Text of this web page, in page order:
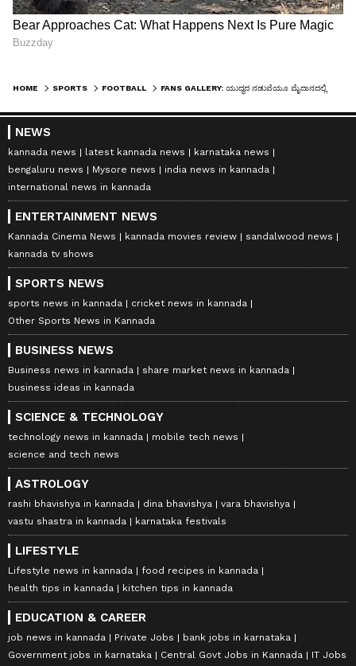
HOME SPORTS FOOTBALL
NEWS
kannada news latest kannada news
karnataka news
bengaluru news
Mysore news
india news in kannada
international news in kannada
ENTERTAINMENT NEWS
Kannada Cinema News kannada movies review
sandalwood news
kannada tv shows
SPORTS NEWS
sports news in kannada
cricket news in kannada
Other Sports News in Kannada
BUSINESS NEWS
Business news in kannada
share market news in kannada
business ideas in kannada
SCIENCE & TECHNOLOGY
technology news in kannada
mobile tech news
science and tech news
ASTROLOGY
rashi bhavishya in kannada dina bhavishya
vara bhavishya
vastu shastra in kannada
karnataka festivals
LIFESTYLE
Lifestyle news in kannada
food recipes in kannada
health tips in kannada
kitchen tips in kannada
EDUCATION & CAREER
job news in kannada Private Jobs
bank jobs in karnataka
Government jobs in karnataka
Central Govt Jobs in Kannada IT Jobs